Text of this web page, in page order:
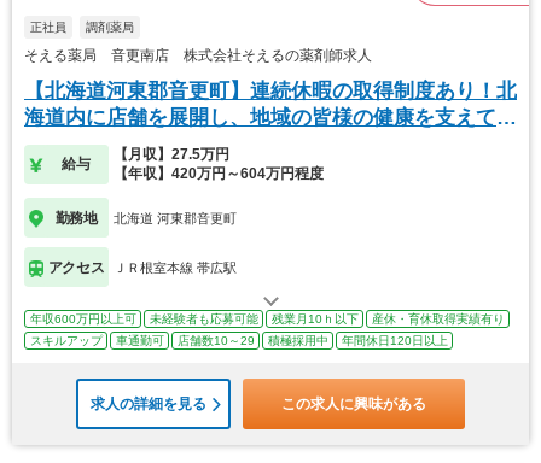
正社員 調剤薬局
そえる薬局 音更南店 株式会社そえるの薬剤師求人
【北海道河東郡音更町】連続休暇の取得制度あり！北
海道内に店舗を展開し、地域の皆様の健康を支えてい
ます
給与
【月収】27.5万円
【年収】420万円～604万円程度
勤務地 北海道 河東郡音更町
アクセス ＪＲ根室本線 帯広駅
年収600万円以上可 未経験者も応募可能 残業月10ｈ以下
産休・育休取得実績有り
スキルアップ
車通勤可 店舗数10～29 積極採用中 年間休日120日以上
求人の詳細を見る この求人に興味がある